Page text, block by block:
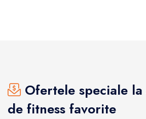
Ofertele speciale
de fitness favorite